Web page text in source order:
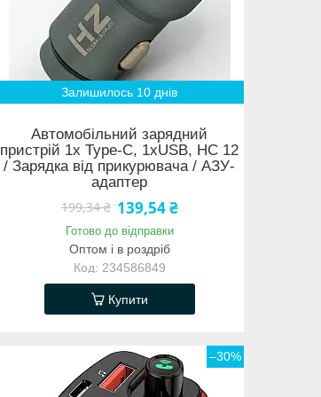
Залишилось 10 днів
Автомобільний зарядний
пристрій 1x Type-C, 1xUSB, HC 12
/ Зарядка від прикурювача / АЗУ-
адаптер
199,34 ₴ 139,54 ₴
Готово до відправки
Оптом і в роздріб
234586849
Купити
–30%